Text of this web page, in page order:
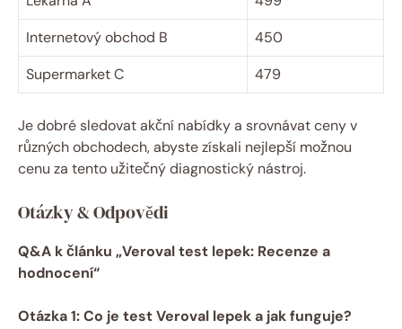
Internetový obchod B
450
Supermarket C
479
Je dobré sledovat akční nabídky a​ srovnávat ceny v
různých obchodech, ⁣abyste získali nejlepší možnou
cenu za ⁤tento užitečný diagnostický nástroj.
Otázky ⁢& Odpovědi
Q&A k článku „Veroval test lepek: Recenze a
hodnocení“
Otázka 1: Co je test Veroval lepek a jak funguje?